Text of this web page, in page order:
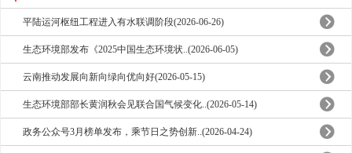
平陆运河枢纽工程进入有水联调阶段(2026-06-26)
生态环境部发布《2025中国生态环境状..(2026-06-05)
云南推动发展向新向绿向优向好(2026-05-15)
生态环境部部长黄润秋会见联合国气候变化..(2026-05-14)
政务公众号3月榜单发布，乘节日之势创新..(2026-04-24)